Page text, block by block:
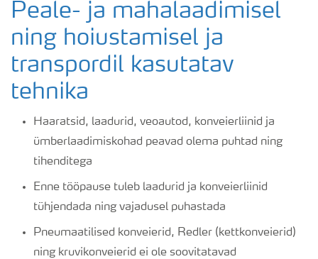
Peale- ja mahalaadimisel
ning hoiustamisel ja
transpordil kasutatav
tehnika
Haaratsid, laadurid, veoautod, konveierliinid ja
ümberlaadimiskohad peavad olema puhtad ning
tihenditega
Enne tööpause tuleb laadurid ja konveierliinid
tühjendada ning vajadusel puhastada
Pneumaatilised konveierid, Redler (kettkonveierid)
ning kruvikonveierid ei ole soovitatavad